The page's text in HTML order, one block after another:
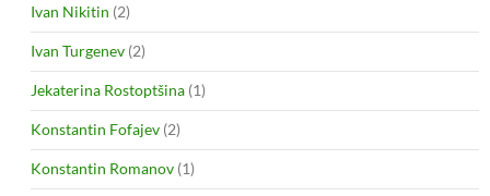
Ivan Nikitin (2)
Ivan Turgenev (2)
Jekaterina Rostoptšina (1)
Konstantin Fofajev (2)
Konstantin Romanov (1)